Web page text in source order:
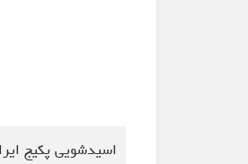
اسیدشویی پکیج